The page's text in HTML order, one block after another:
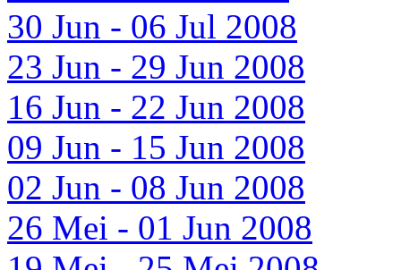
30 Jun - 06 Jul 2008
23 Jun - 29 Jun 2008
16 Jun - 22 Jun 2008
09 Jun - 15 Jun 2008
02 Jun - 08 Jun 2008
26 Mei - 01 Jun 2008